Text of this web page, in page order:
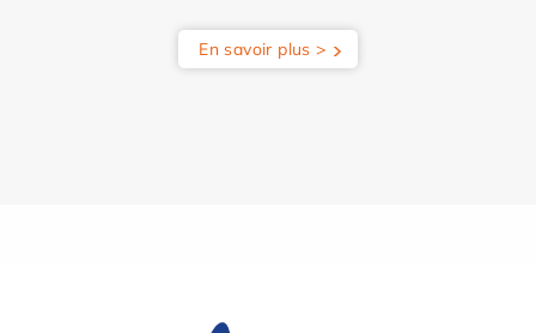
En savoir plus >